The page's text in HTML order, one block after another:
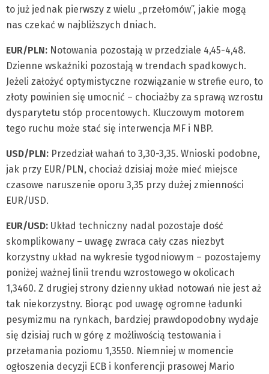
to już jednak pierwszy z wielu „przełomów”, jakie mogą
nas czekać w najbliższych dniach.
EUR/PLN: Notowania pozostają w przedziale 4,45-4,48.
Dzienne wskaźniki pozostają w trendach spadkowych.
Jeżeli założyć optymistyczne rozwiązanie w strefie euro, to
złoty powinien się umocnić – chociażby za sprawą wzrostu
dysparytetu stóp procentowych. Kluczowym motorem
tego ruchu może stać się interwencja MF i NBP.
USD/PLN: Przedział wahań to 3,30-3,35. Wnioski podobne,
jak przy EUR/PLN, chociaż dzisiaj może mieć miejsce
czasowe naruszenie oporu 3,35 przy dużej zmienności
EUR/USD.
EUR/USD: Układ techniczny nadal pozostaje dość
skomplikowany – uwagę zwraca cały czas niezbyt
korzystny układ na wykresie tygodniowym – pozostajemy
poniżej ważnej linii trendu wzrostowego w okolicach
1,3460. Z drugiej strony dzienny układ notowań nie jest aż
tak niekorzystny. Biorąc pod uwagę ogromne ładunki
pesymizmu na rynkach, bardziej prawdopodobny wydaje
się dzisiaj ruch w górę z możliwością testowania i
przełamania poziomu 1,3550. Niemniej w momencie
ogłoszenia decyzji ECB i konferencji prasowej Mario